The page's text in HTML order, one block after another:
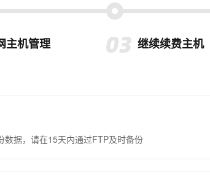
主机管理 继续续费主机
据，请在15天内通过FTP及时备份